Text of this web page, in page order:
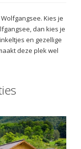
Kies je
dan kies je
en gezellige
deze plek wel